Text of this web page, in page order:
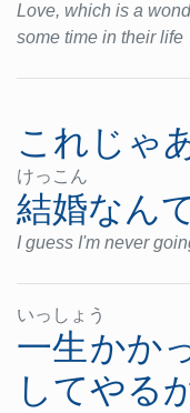
Love, which is a
some time in their life
これ じゃ
けっ こん
結婚なん
I guess I'm never
いっ しょ う
一生かか
してやる